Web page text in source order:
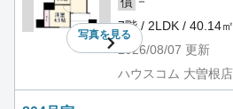
写真を見る
7階 / 2LDK / 40.14㎡
2026/08/07 更新
ハウスコム 大曽根店